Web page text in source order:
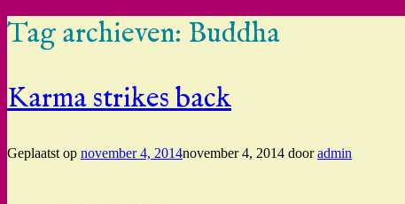
Tag archieven: Buddha
Karma strikes back
Geplaatst op november 4, 2014november 4, 2014 dooradmin